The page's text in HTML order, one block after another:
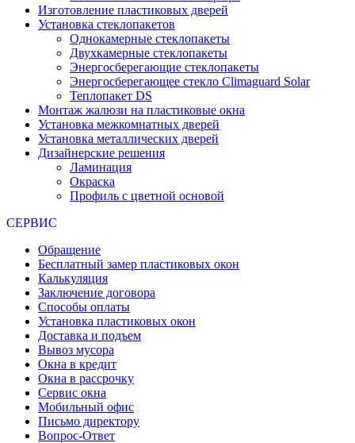
Изготовление пластиковых дверей
Установка стеклопакетов
Однокамерные стеклопакеты
Двухкамерные стеклопакеты
Энергосберегающие стеклопакеты
Энергосберегающее стекло Climaguard Solar
Теплопакет DS
Монтаж жалюзи на пластиковые окна
Установка межкомнатных дверей
Установка металлических дверей
Дизайнерские решения
Ламинация
Окраска
Профиль с цветной основой
СЕРВИС
Обращение
Бесплатный замер пластиковых окон
Калькуляция
Заключение договора
Способы оплаты
Установка пластиковых окон
Доставка и подъем
Вывоз мусора
Окна в кредит
Окна в рассрочку
Сервис окна
Мобильный офис
Письмо директору
Вопрос-Ответ